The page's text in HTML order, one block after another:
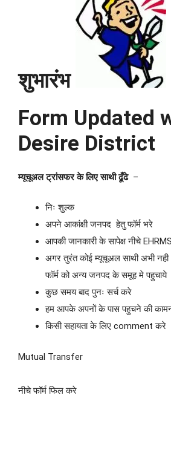
शुभारंभ
Form Updated
Desire District
म्यूचूअल ट्रांसफर के लिए साथी ढूँढे –
निः शुल्क
अपने आकांक्षी जनपद हेतु फॉर्म भरे
आपकी जानकारी के सापेक्ष नीचे
अगर तुरंत कोई म्यूचूअल साथी अभी नही
फॉर्म को अन्य जनपद के समूह मे पहुचाये
कुछ समय बाद पुनः सर्च करे
हम आपके अपनों के पास पहुचने की
किसी सहायता के लिए comment करे
Mutual Transfer
नीचे फॉर्म फिल करे